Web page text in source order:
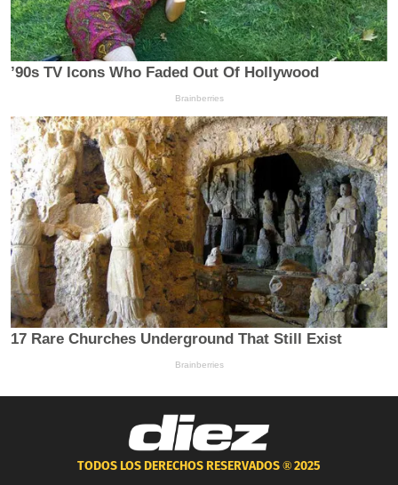
TODOS LOS DERECHOS RESERVADOS ®2025